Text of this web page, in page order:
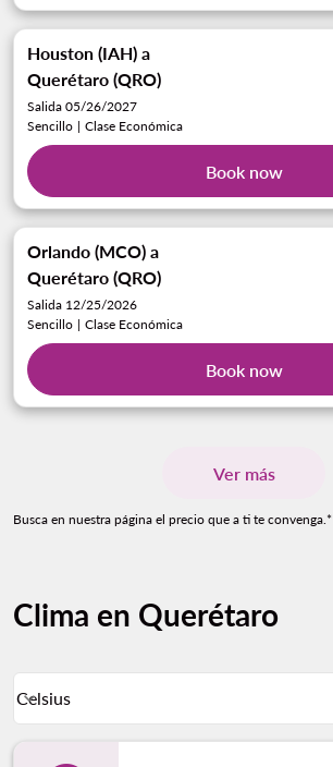
Houston (IAH) a
Querétaro (QRO)
Salida 05/26/2027
Sencillo | Clase Económica
Book now
Orlando (MCO) a
Querétaro (QRO)
Salida 12/25/2026
Sencillo | Clase Económica
Book now
Ver más
Busca en nuestra página el precio que a ti te convenga.*
Clima en Querétaro
Celsius
keyboard_arrow_down